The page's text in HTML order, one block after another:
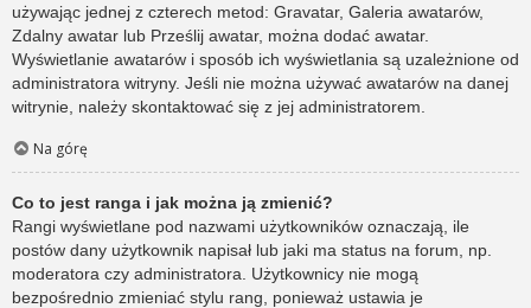
używając jednej z czterech metod: Gravatar, Galeria awatarów,
Zdalny awatar lub Prześlij awatar, można dodać awatar.
Wyświetlanie awatarów i sposób ich wyświetlania są uzależnione od
administratora witryny. Jeśli nie można używać awatarów na danej
witrynie, należy skontaktować się z jej administratorem.
Na górę
Co to jest ranga i jak można ją zmienić?
Rangi wyświetlane pod nazwami użytkowników oznaczają, ile
postów dany użytkownik napisał lub jaki ma status na forum, np.
moderatora czy administratora. Użytkownicy nie mogą
bezpośrednio zmieniać stylu rang, ponieważ ustawia je